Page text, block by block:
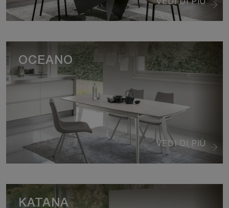
VEDI DI PIÙ
OCEANO
KATANA